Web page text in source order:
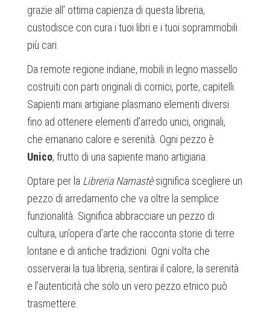
grazie all’ ottima capienza di questa libreria,
custodisce con cura i tuoi libri e i tuoi soprammobili
più cari.
Da remote regione indiane, mobili in legno massello
costruiti con parti originali di cornici, porte, capitelli.
Sapienti mani artigiane plasmano elementi diversi
fino ad ottenere elementi d’arredo unici, originali,
che emanano calore e serenità. Ogni pezzo è
Unico, frutto di una sapiente mano artigiana.
Optare per la Libreria Namastèsignifica scegliere un
pezzo di arredamento che va oltre la semplice
funzionalità. Significa abbracciare un pezzo di
cultura, un’opera d’arte che racconta storie di terre
lontane e di antiche tradizioni. Ogni volta che
osserverai la tua libreria, sentirai il calore, la serenità
e l’autenticità che solo un vero pezzo etnico può
trasmettere.